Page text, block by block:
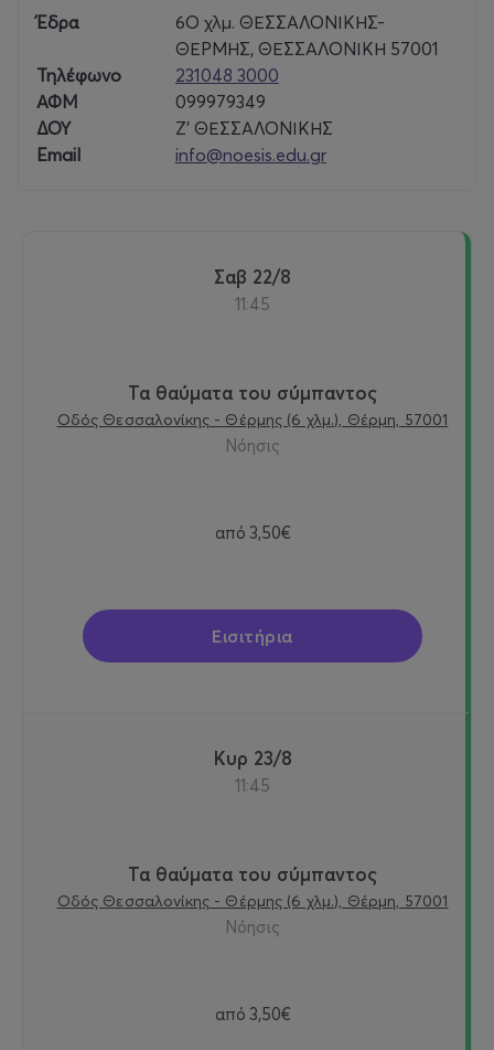
Έδρα
6Ο χλμ. ΘΕΣΣΑΛΟΝΙΚΗΣ-
ΘΕΡΜΗΣ, ΘΕΣΣΑΛΟΝΙΚΗ 57001
Τηλέφωνο
231048 3000
ΑΦΜ
099979349
ΔΟΥ
Ζ’ ΘΕΣΣΑΛΟΝΙΚΗΣ
Email
info@noesis.edu.gr
Σαβ 22/8
11:45
Τα θαύματα του σύμπαντος
Οδός Θεσσαλονίκης - Θέρμης (6 χλμ.), Θέρμη, 57001
Νόησις
από 3,50€
Εισιτήρια
Κυρ 23/8
11:45
Τα θαύματα του σύμπαντος
Οδός Θεσσαλονίκης - Θέρμης (6 χλμ.), Θέρμη, 57001
Νόησις
από 3,50€